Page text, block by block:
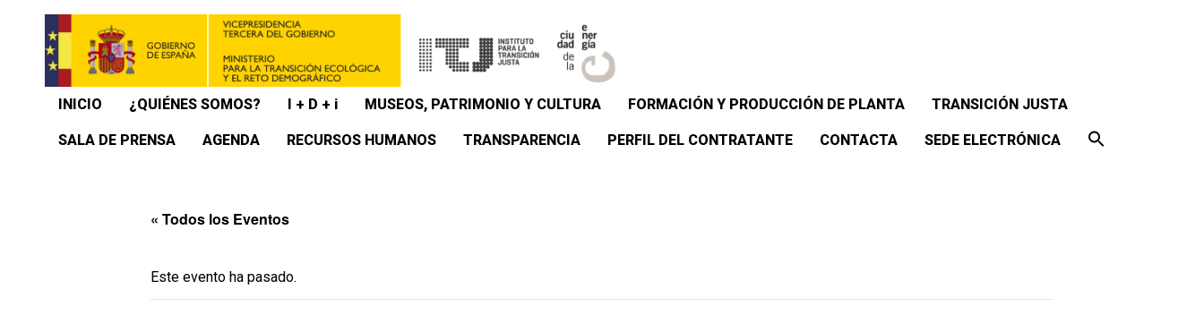
INICIO ¿QUIÉNES SOMOS? I + D + i MUSEOS, PATRIMONIO Y CULTURA FORMACIÓN Y PRODUCCIÓN DE PLANTA TRANSICIÓN JUSTA
SALA DE PRENSA AGENDA RECURSOS HUMANOS TRANSPARENCIA PERFIL DEL CONTRATANTE CONTACTA SEDE ELECTRÓNICA
« Todos los Eventos
Este evento ha pasado.